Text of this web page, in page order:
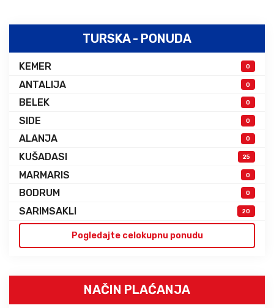
TURSKA - PONUDA
KEMER 0
ANTALIJA 0
BELEK 0
SIDE 0
ALANJA 0
KUŠADASI 25
MARMARIS 0
BODRUM 0
SARIMSAKLI 20
Pogledajte celokupnu ponudu
NAČIN PLAĆANJA